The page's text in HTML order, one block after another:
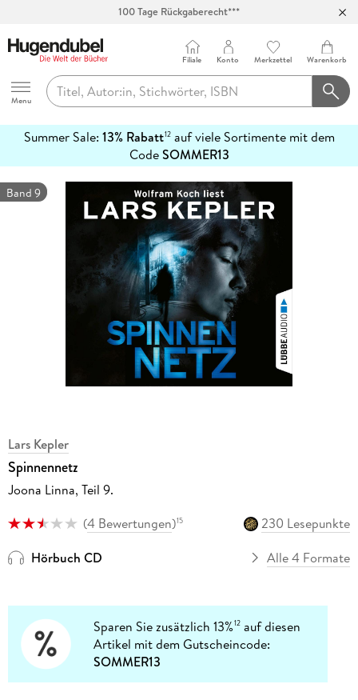
Abholung in über 100 Filialen
Hugendubel
Menu
Filiale Konto Merkzettel Warenkorb
Summer Sale: 13% Rabatt12auf viele Sortimente mit dem
CodeSOMMER13
erfahren
Band 9
Lars Kepler
Spinnennetz
Joona Linna, Teil 9.
(4 Bewertungen)15
230 Lesepunkte
Hörbuch CD
Alle 4 Formate
Sparen Sie zusätzlich 13%12 auf diesen
Artikel mit dem Gutscheincode:
SOMMER13